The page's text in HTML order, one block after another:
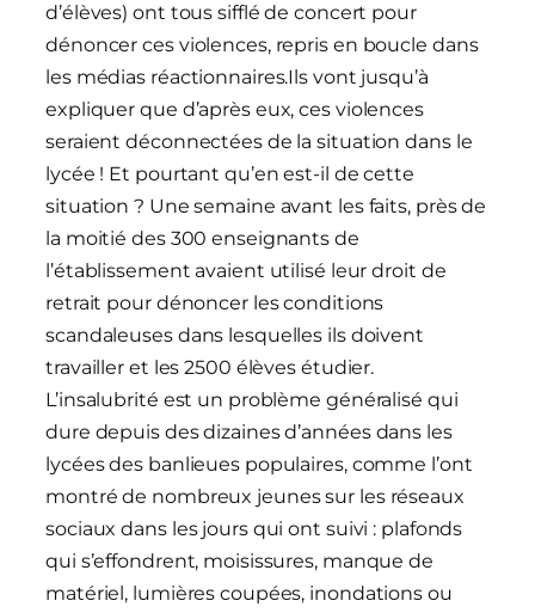
d’élèves) ont tous sifflé de concert pour
dénoncer ces violences, repris en boucle dans
les médias réactionnaires.Ils vont jusqu’à
expliquer que d’après eux, ces violences
seraient déconnectées de la situation dans le
lycée ! Et pourtant qu’en est-il de cette
situation ? Une semaine avant les faits, près de
la moitié des 300 enseignants de
l’établissement avaient utilisé leur droit de
retrait pour dénoncer les conditions
scandaleuses dans lesquelles ils doivent
travailler et les 2500 élèves étudier.
L’insalubrité est un problème généralisé qui
dure depuis des dizaines d’années dans les
lycées des banlieues populaires, comme l’ont
montré de nombreux jeunes sur les réseaux
sociaux dans les jours qui ont suivi : plafonds
qui s’effondrent, moisissures, manque de
matériel, lumières coupées, inondations ou